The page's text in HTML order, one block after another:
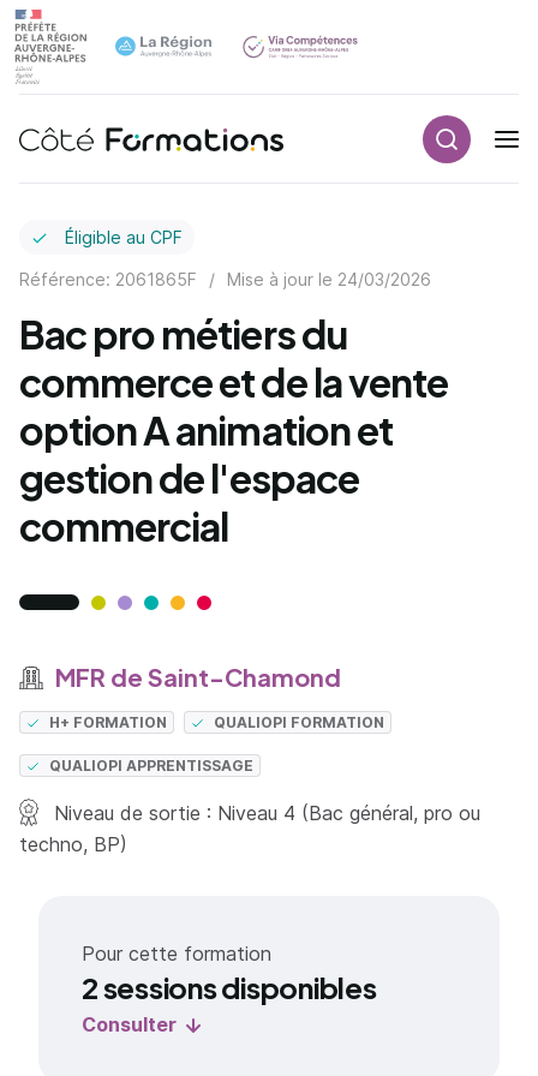
Navigation principale
Éligible au CPF
Référence: 2061865F / Mise à jour le 24/03/2026
Bac pro métiers du
commerce et de la vente
option A animation et
gestion de l'espace
commercial
MFR de Saint-Chamond
H+ FORMATION QUALIOPI FORMATION
QUALIOPI APPRENTISSAGE
Niveau de sortie : Niveau 4 (Bac général, pro ou
techno, BP)
Pour cette formation
2 sessions disponibles
Consulter